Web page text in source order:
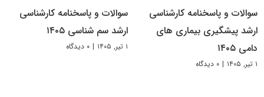
سوالات و پاسخنامه کارشناسی
ارشد پیشگیری بیماری های
دامی ۱۴۰۵
۱ تیر, ۱۴۰۵ | ۰ دیدگاه
سوالات و پاسخنامه کارشناسی
ارشد سم شناسی ۱۴۰۵
۱ تیر, ۱۴۰۵ | ۰ دیدگاه